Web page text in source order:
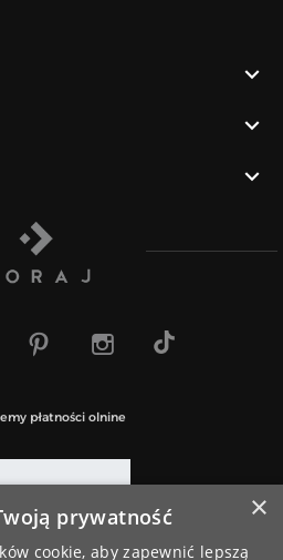



płatności olnine
×
prywatność
cookie, aby zapewnić lepszą